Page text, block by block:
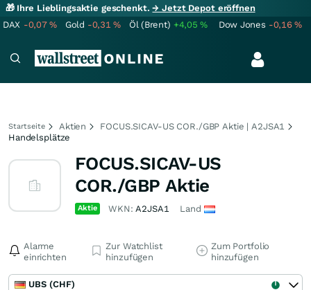
🎁 Ihre Lieblingsaktie geschenkt.→ Jetzt Depot eröffnen
DAX -0,07% Gold -0,31% Öl (Brent) +4,05% Dow Jones -0,16%
Startseite Aktien
FOCUS.SICAV-US COR./GBP Aktie | A2JSA1
Handelsplätze
FOCUS.SICAV-US
COR./GBP Aktie
Aktie WKN:A2JSA1 Land
Alarme
einrichten
Zur Watchlist
hinzufügen
Zum Portfolio
hinzufügen
UBS (CHF)